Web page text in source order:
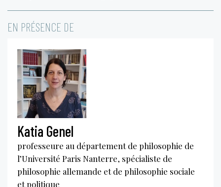
EN PRÉSENCE DE
Katia Genel
professeure au département de philosophie de
l’Université Paris Nanterre, spécialiste de
philosophie allemande et de philosophie sociale
et politique